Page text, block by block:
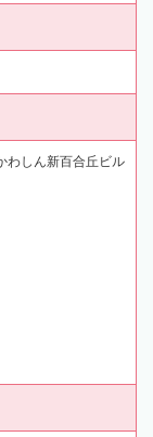
わしん新百合丘ビル